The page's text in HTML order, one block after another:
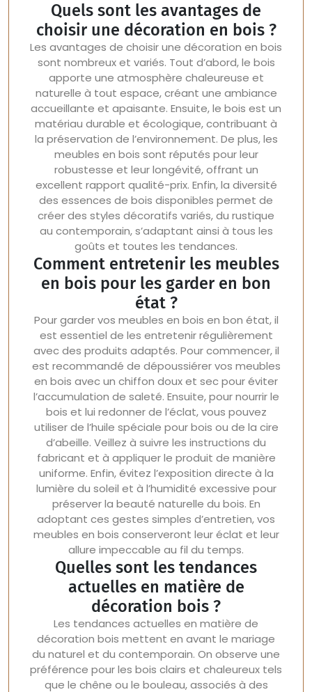
Quels sont les avantages de
choisir une décoration en bois ?
Les avantages de choisir une décoration en bois
sont nombreux et variés. Tout d’abord, le bois
apporte une atmosphère chaleureuse et
naturelle à tout espace, créant une ambiance
accueillante et apaisante. Ensuite, le bois est un
matériau durable et écologique, contribuant à
la préservation de l’environnement. De plus, les
meubles en bois sont réputés pour leur
robustesse et leur longévité, offrant un
excellent rapport qualité-prix. Enfin, la diversité
des essences de bois disponibles permet de
créer des styles décoratifs variés, du rustique
au contemporain, s’adaptant ainsi à tous les
goûts et toutes les tendances.
Comment entretenir les meubles
en bois pour les garder en bon
état ?
Pour garder vos meubles en bois en bon état, il
est essentiel de les entretenir régulièrement
avec des produits adaptés. Pour commencer, il
est recommandé de dépoussiérer vos meubles
en bois avec un chiffon doux et sec pour éviter
l’accumulation de saleté. Ensuite, pour nourrir le
bois et lui redonner de l’éclat, vous pouvez
utiliser de l’huile spéciale pour bois ou de la cire
d’abeille. Veillez à suivre les instructions du
fabricant et à appliquer le produit de manière
uniforme. Enfin, évitez l’exposition directe à la
lumière du soleil et à l’humidité excessive pour
préserver la beauté naturelle du bois. En
adoptant ces gestes simples d’entretien, vos
meubles en bois conserveront leur éclat et leur
allure impeccable au fil du temps.
Quelles sont les tendances
actuelles en matière de
décoration bois ?
Les tendances actuelles en matière de
décoration bois mettent en avant le mariage
du naturel et du contemporain. On observe une
préférence pour les bois clairs et chaleureux tels
que le chêne ou le bouleau, associés à des